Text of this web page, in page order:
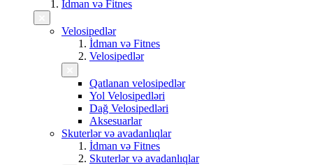
İdman və Fitnes
Velosipedlər
İdman və Fitnes
Velosipedlər
Qatlanan velosipedlər
Yol Velosipedləri
Dağ Velosipedləri
Aksesuarlar
Skuterlər və avadanlıqlar
İdman və Fitnes
Skuterlər və avadanlıqlar